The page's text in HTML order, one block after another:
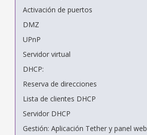
Activación de puertos
DMZ
UPnP
Servidor virtual
DHCP:
Reserva de direcciones
Lista de clientes DHCP
Servidor DHCP
Gestión: Aplicación Tether y panel web